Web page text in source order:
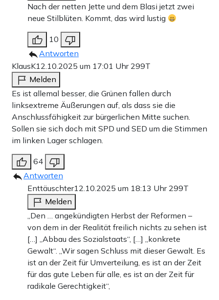
Nach der netten Jette und dem Blasi jetzt zwei
neue Stilblüten. Kommt, das wird lustig
10
Antworten
KlausK12.10.2025 um 17:01 Uhr 299T
Melden
Es ist allemal besser, die Grünen fallen durch
linksextreme Äußerungen auf, als dass sie die
Anschlussfähigkeit zur bürgerlichen Mitte suchen.
Sollen sie sich doch mit SPD und SED um die Stimmen
im linken Lager schlagen.
64
Antworten
Enttäuschter12.10.2025 um 18:13 Uhr 299T
Melden
„Den … angekündigten Herbst der Reformen –
von dem in der Realität freilich nichts zu sehen ist
[…] „Abbau des Sozialstaats“, […] „konkrete
Gewalt“. „Wir sagen Schluss mit dieser Gewalt. Es
ist an der Zeit für Umverteilung, es ist an der Zeit
für das gute Leben für alle, es ist an der Zeit für
radikale Gerechtigkeit“,